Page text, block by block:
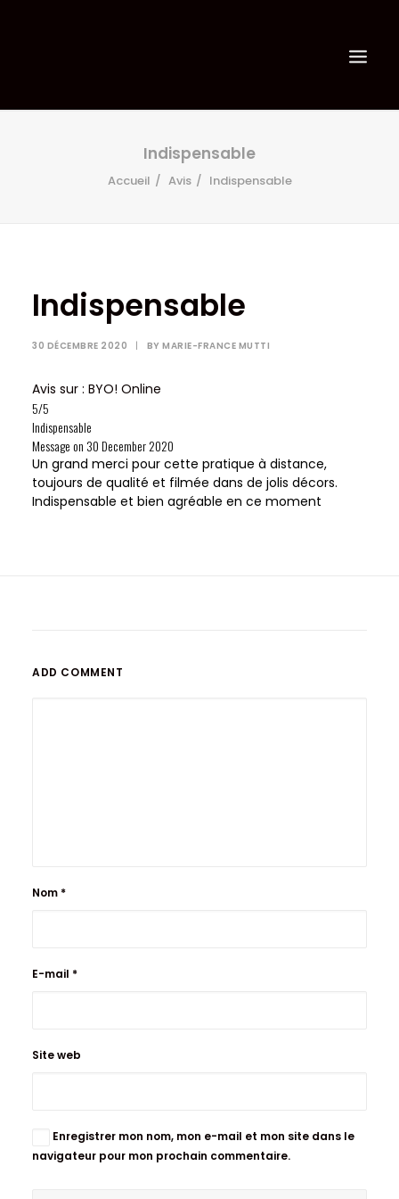
Indispensable
Accueil Avis Indispensable
Indispensable
30 DÉCEMBRE 2020 | BY MARIE-FRANCE MUTTI
Avis sur : BYO! Online
5/5
Indispensable
Message on 30 December 2020
Un grand merci pour cette pratique à distance,
toujours de qualité et filmée dans de jolis décors.
Indispensable et bien agréable en ce moment
ADD COMMENT
Nom *
E-mail *
Site web
Enregistrer mon nom, mon e-mail et mon site dans le
navigateur pour mon prochain commentaire.